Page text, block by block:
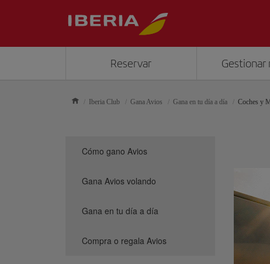
Reservar Gestionar
Iberia Club Gana Avios Gana en tu día a día Coches y
Cómo gano Avios
Gana Avios volando
Gana en tu día a día
Compra o regala Avios